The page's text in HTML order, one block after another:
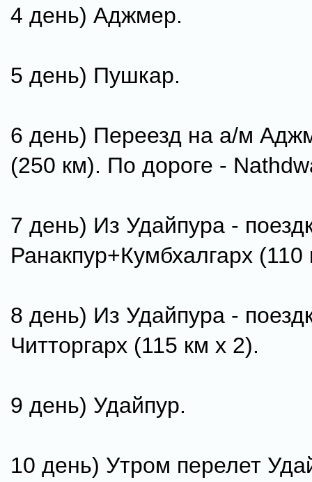
4 день) Аджмер.
5 день) Пушкар.
6 день) Переезд на а/м
(250 км). По дороге -
7 день) Из Удайпура -
Ранакпур+Кумбхалгарх (110
8 день) Из Удайпура -
Читторгарх (115 км х 2).
9 день) Удайпур.
10 день) Утром перелет